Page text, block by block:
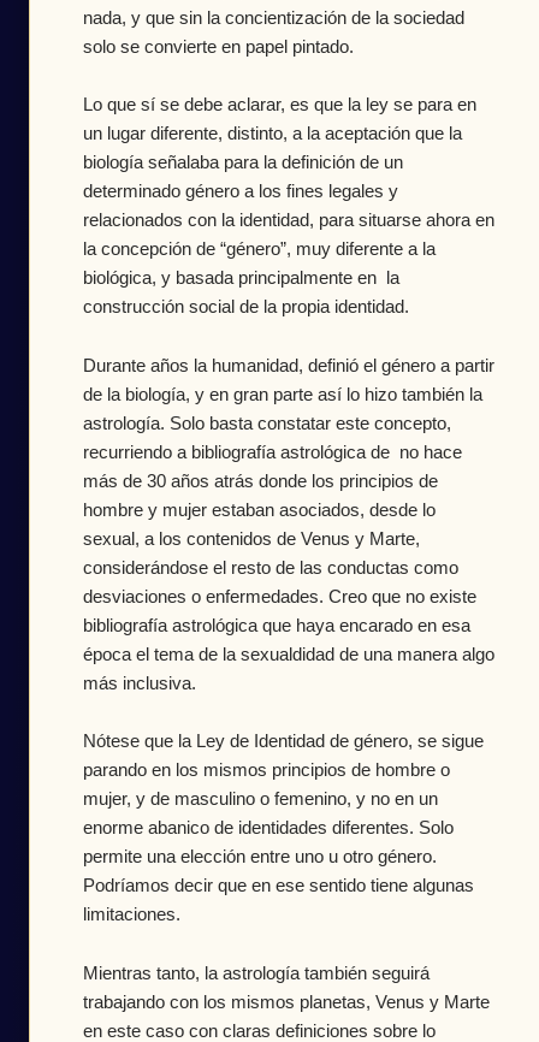
nada, y que sin la concientización de la sociedad
solo se convierte en papel pintado.
Lo que sí se debe aclarar, es que la ley se para en
un lugar diferente, distinto, a la aceptación que la
biología señalaba para la definición de un
determinado género a los fines legales y
relacionados con la identidad, para situarse ahora en
la concepción de “género”, muy diferente a la
biológica, y basada principalmente en la
construcción social de la propia identidad.
Durante años la humanidad, definió el género a partir
de la biología, y en gran parte así lo hizo también la
astrología. Solo basta constatar este concepto,
recurriendo a bibliografía astrológica de no hace
más de 30 años atrás donde los principios de
hombre y mujer estaban asociados, desde lo
sexual, a los contenidos de Venus y Marte,
considerándose el resto de las conductas como
desviaciones o enfermedades. Creo que no existe
bibliografía astrológica que haya encarado en esa
época el tema de la sexualdidad de una manera algo
más inclusiva.
Nótese que la Ley de Identidad de género, se sigue
parando en los mismos principios de hombre o
mujer, y de masculino o femenino, y no en un
enorme abanico de identidades diferentes. Solo
permite una elección entre uno u otro género.
Podríamos decir que en ese sentido tiene algunas
limitaciones.
Mientras tanto, la astrología también seguirá
trabajando con los mismos planetas, Venus y Marte
en este caso con claras definiciones sobre lo